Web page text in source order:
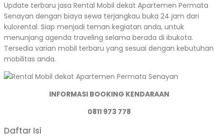
Update terbaru jasa Rental Mobil dekat Apartemen Permata
Senayan dengan biaya sewa terjangkau buka 24 jam dari
kulorental. Siap menjadi teman kegiatan anda, untuk
menunjang agenda traveling selama berada di ibukota.
Tersedia varian mobil terbaru yang sesuai dengan kebutuhan
mobilitas anda.
INFORMASI BOOKING KENDARAAN
0811 973 778
Daftar Isi